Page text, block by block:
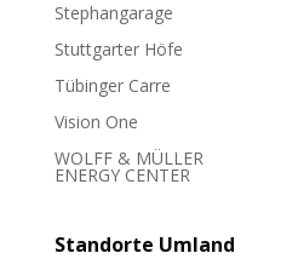
Stephangarage
Stuttgarter Höfe
Tübinger Carre
Vision One
WOLFF & MÜLLER
ENERGY CENTER
Standorte Umland